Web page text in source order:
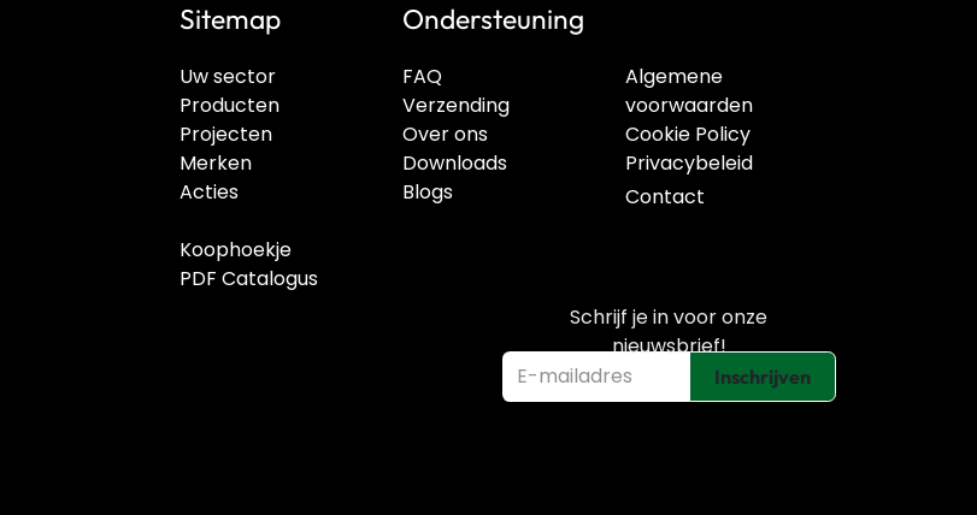
Algemene
voorwaarden
Cookie Policy
Privacybeleid
FAQ
Verzending
Over ons
Downloads
Blogs
Ondersteuning
Uw sector
Producten
Projecten
Merken
Acties
Koophoekje
PDF Catalogus
Sitemap
Contact
Inschrijven
Schrijf je in voor onze
nieuwsbrief!